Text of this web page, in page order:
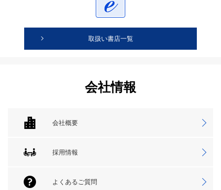
取扱い書店一覧
会社情報
会社概要
採用情報
よくあるご質問